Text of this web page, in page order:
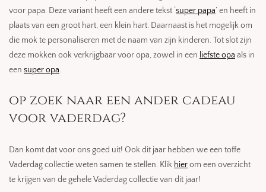
voor papa. Deze variant heeft een andere tekst ‘super papa’ en heeft in
plaats van een groot hart, een klein hart. Daarnaast is het mogelijk om
die mok te personaliseren met de naam van zijn kinderen. Tot slot zijn
deze mokken ook verkrijgbaar voor opa, zowel in een liefste opa als in
een super opa.
op zoek naar een ander cadeau
voor vaderdag?
Dan komt dat voor ons goed uit! Ook dit jaar hebben we een toffe
Vaderdag collectie weten samen te stellen. Klik hierom een overzicht
te krijgen van de gehele Vaderdag collectie van dit jaar!